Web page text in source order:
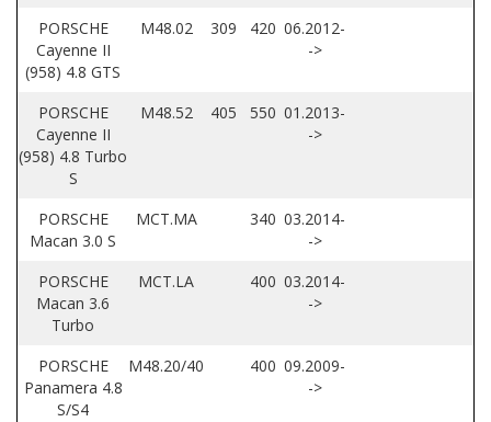
PORSCHE
Cayenne II
(958) 4.8 GTS
M48.02 309 420 06.2012-
->
PORSCHE
Cayenne II
(958) 4.8 Turbo
S
M48.52 405 550 01.2013-
->
PORSCHE
Macan 3.0 S
MCT.MA 340 03.2014-
->
PORSCHE
Macan 3.6
Turbo
MCT.LA 400 03.2014-
->
PORSCHE
Panamera 4.8
S/S4
M48.20/40 400 09.2009-
->